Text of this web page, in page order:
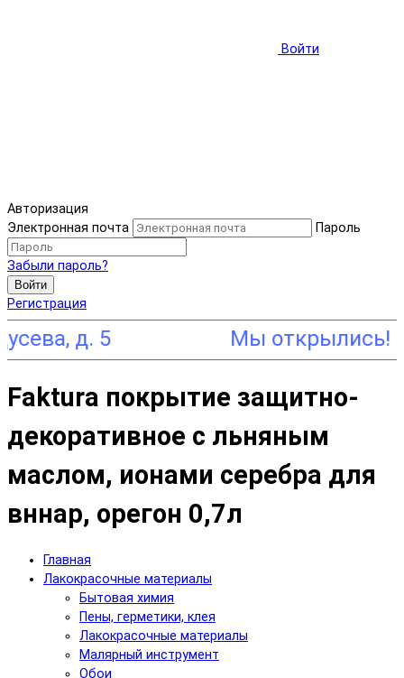
Войти
Авторизация
Электронная почта
Пароль
Забыли пароль?
Войти
Регистрация
д. 5
Faktura покрытие защитно-
декоративное с льняным
маслом, ионами серебрa для
вннар, орегон 0,7л
Главная
Лакокрасочные материалы
Бытовая химия
Пены, герметики, клея
Лакокрасочные материалы
Малярный инструмент
Обои